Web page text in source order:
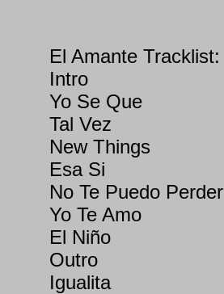
El Amante Tracklist:
Intro
Yo Se Que
Tal Vez
New Things
Esa Si
No Te Puedo Perder
Yo Te Amo
El Niño
Outro
Igualita